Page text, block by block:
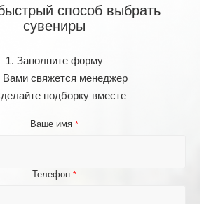
способ выбрать
сувениры
1. Заполните форму
Вами свяжется менеджер
подборку вместе
Ваше имя *
Телефон *